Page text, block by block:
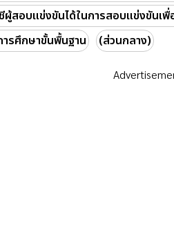
สอบแข่งขันได้ในการสอบแข่งขันเ
รศึกษาขั้นพื้นฐาน
(ส่วนกลาง)